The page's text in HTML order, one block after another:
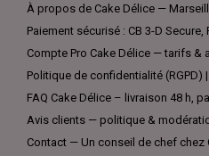
À propos de Cake Délice —
Paiement sécurisé : CB 3-D Secure,
Compte Pro Cake Délice — tarifs &
Politique de confidentialité (RGPD)
FAQ Cake Délice – livraison 48 h,
Avis clients — politique &
Contact — Un conseil de chef chez